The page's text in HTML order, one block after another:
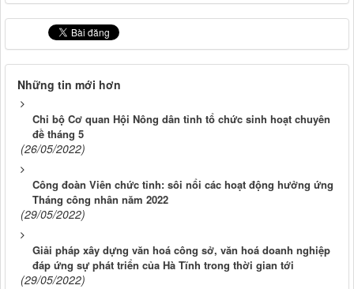
Những tin mới hơn
Chi bộ Cơ quan Hội Nông dân tỉnh tổ chức sinh hoạt chuyên
đề tháng 5
(26/05/2022)
Công đoàn Viên chức tỉnh: sôi nổi các hoạt động hưởng ứng
Tháng công nhân năm 2022
(29/05/2022)
Giải pháp xây dựng văn hoá công sở, văn hoá doanh nghiệp
đáp ứng sự phát triển của Hà Tĩnh trong thời gian tới
(29/05/2022)